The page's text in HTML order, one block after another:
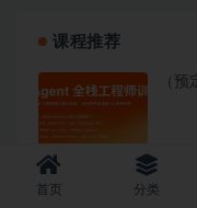
课程推荐
（
零
首页 分类